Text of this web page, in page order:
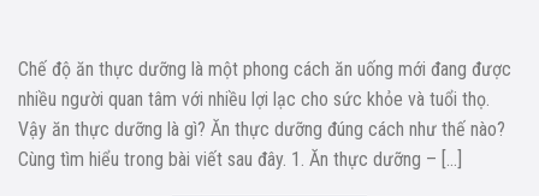
Chế độ ăn thực dưỡng là một phong cách ăn uống mới đang được
nhiều người quan tâm với nhiều lợi lạc cho sức khỏe và tuổi thọ.
Vậy ăn thực dưỡng là gì? Ăn thực dưỡng đúng cách như thế nào?
Cùng tìm hiểu trong bài viết sau đây. 1. Ăn thực dưỡng – […]